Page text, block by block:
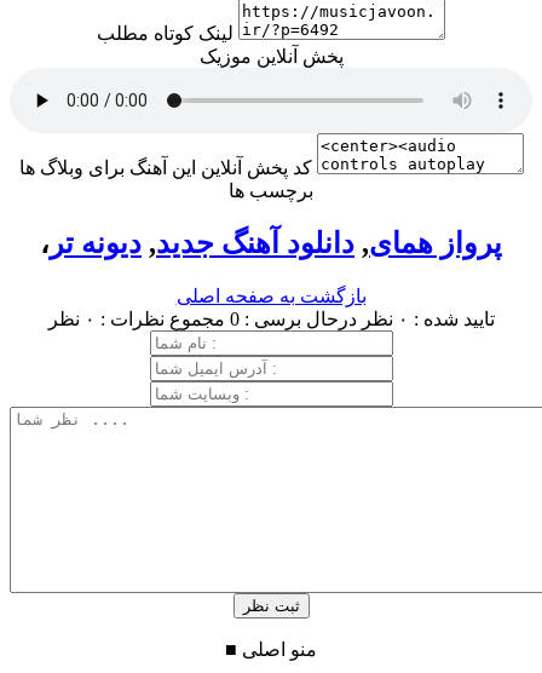
لینک کوتاه مطلب
پخش آنلاین موزیک
کد پخش آنلاین این آهنگ برای وبلاگ ها
برچسب ها
، پرواز همای, دانلود آهنگ جدید, دیونه تر
بازگشت به صفحه اصلی
تایید شده : ۰ نظر
درحال برسی : 0 مجموع نظرات : ۰ نظر
■ منو اصلی